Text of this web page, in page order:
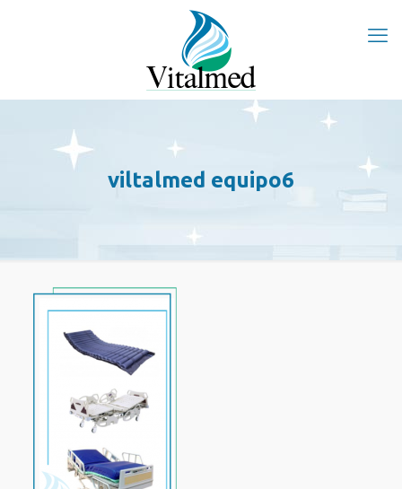
viltalmed equipo6